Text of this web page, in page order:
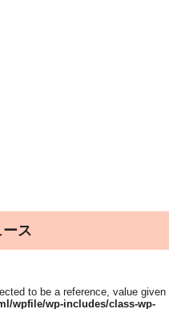
ス
to be a reference, value given
wpfile/wp-includes/class-wp-